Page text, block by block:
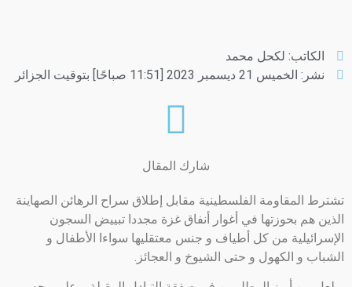
الكاتب: لكحل محمد
نشر: الخميس 21 ديسمبر 2023 [11:51 صباحًا] بتوقيت الجزائر
شارك المقال
تشترط المقاومة الفلسطينية مقابل إطلاق سراح الرهائن الصهاينة
الذين هم بحوزتها في أغوار أنفاق غزة مجددا تبييض السجون
الإسرائيلية من كل أطياف و جنس معتقليها سواءا الأطفال و
الشباب و الكهول و حتى الشيوخ و العجائز.